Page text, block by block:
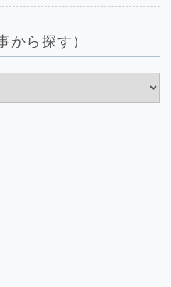
ら探す）